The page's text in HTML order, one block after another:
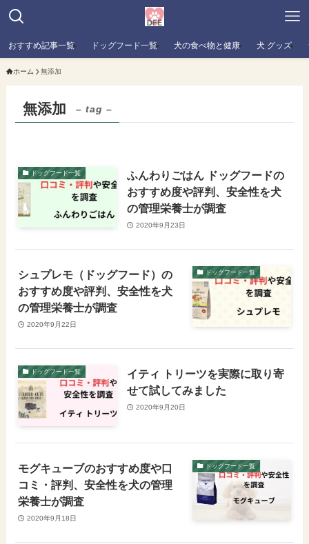
おすすめ記事一覧 ドッグフード一覧 犬の食べ物と健康 犬 グッズ
ホーム 無添加
無添加 – tag –
ドッグフード一覧
ふんわりごはん ドッグフードの
おすすめ度や評判、安全性を犬
の管理栄養士が調査
2020年9月23日
ドッグフード一覧
シュプレモ（ドッグフード）の
おすすめ度や評判、安全性を犬
の管理栄養士が調査
2020年9月22日
ドッグフード一覧
イティ トリーツを実際に取り寄
せて試してみました
2020年9月20日
ドッグフード一覧
モグキューブのおすすめ度や口
コミ・評判、安全性を犬の管理
栄養士が調査
2020年9月18日